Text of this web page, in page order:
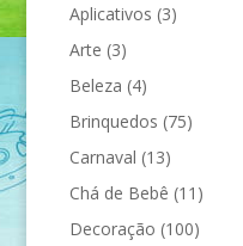
Aplicativos (3)
Arte (3)
Beleza (4)
Brinquedos (75)
Carnaval (13)
Chá de Bebê (11)
Decoração (100)